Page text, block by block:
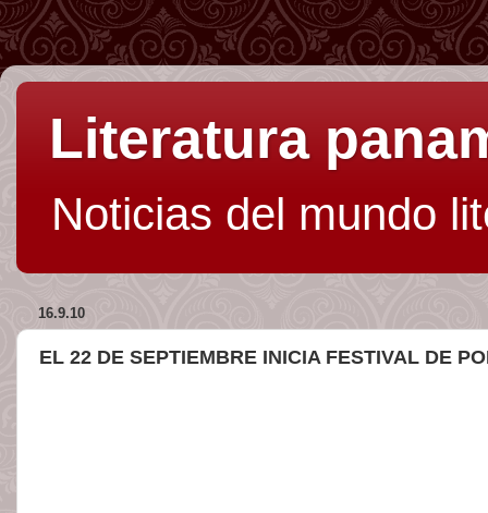
Literatura
Noticias del mundo
16.9.10
EL 22 DE SEPTIEMBRE INICIA FESTIVAL DE